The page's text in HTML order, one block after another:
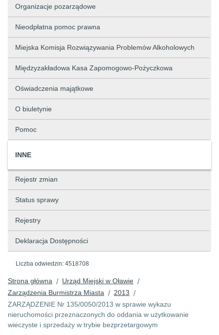
Organizacje pozarządowe
Nieodpłatna pomoc prawna
Miejska Komisja Rozwiązywania Problemów Alkoholowych
Międzyzakładowa Kasa Zapomogowo-Pożyczkowa
Oświadczenia majątkowe
O biuletynie
Pomoc
INNE
Rejestr zmian
Status sprawy
Rejestry
Deklaracja Dostępności
Liczba odwiedzin: 4518708
Strona główna / Urząd Miejski w Oławie /
Zarządzenia Burmistrza Miasta / 2013 /
ZARZĄDZENIE Nr 135/0050/2013 w sprawie wykazu
nieruchomości przeznaczonych do oddania w użytkowanie
wieczyste i sprzedaży w trybie bezprzetargowym